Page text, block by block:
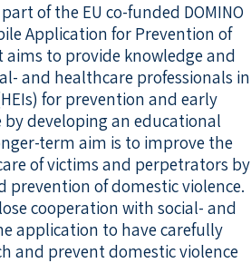
of the EU co-funded DOMINO
Application for Prevention of
aims to provide knowledge and
and healthcare professionals in
for prevention and early
developing an educational
term aim is to improve the
of victims and perpetrators by
of domestic violence.
cooperation with social- and
application to have carefully
and prevent domestic violence.